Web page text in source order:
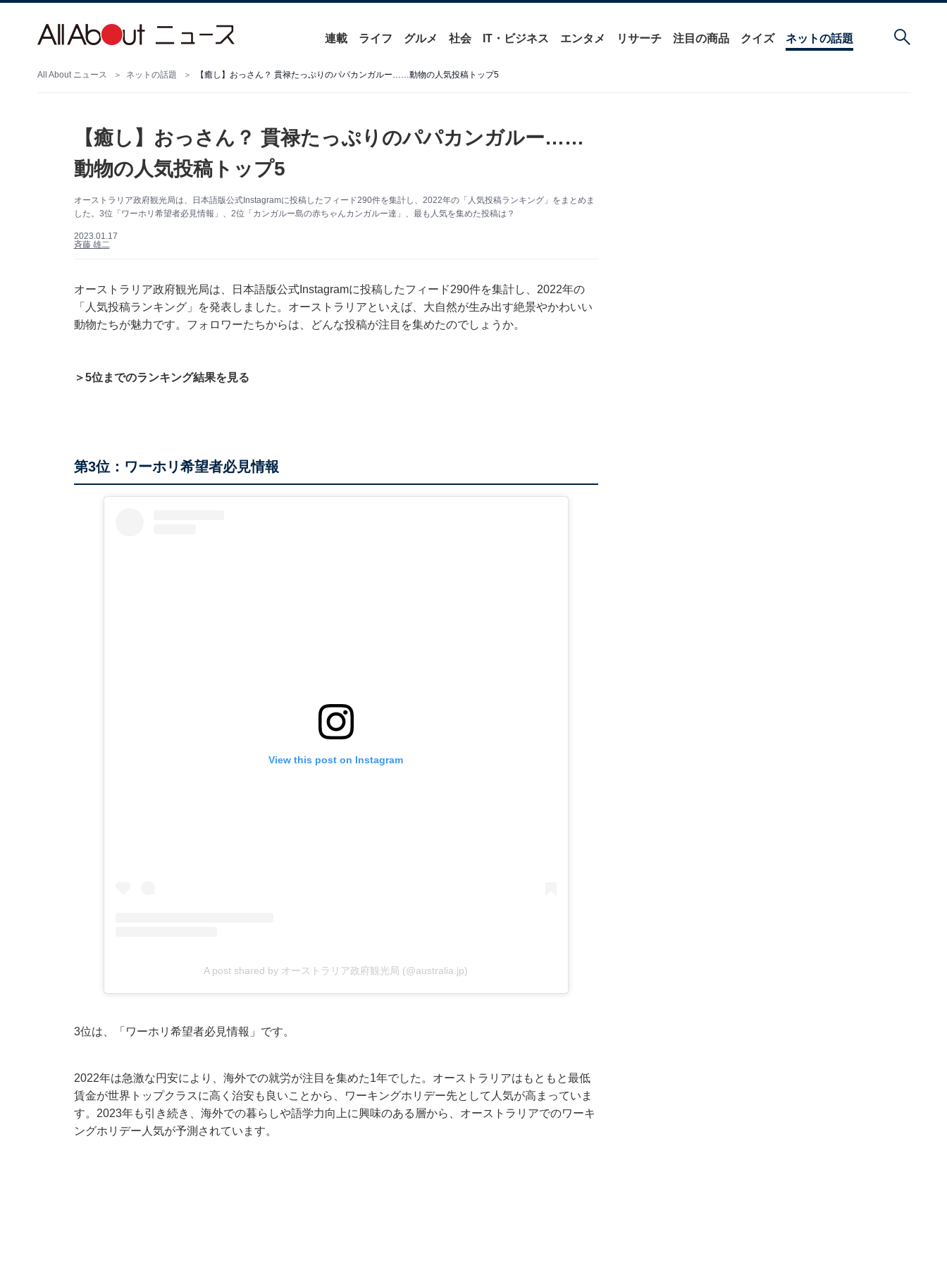
連載 ライフ グルメ 社会 IT・ビジネス エンタメ リサーチ 注目の商品 クイズ ネットの話題
All About ニュース ネットの話題 【癒し】おっさん？ 貫禄たっぷりのパパカンガルー……動物の人気投稿トップ5
【癒し】おっさん？ 貫禄たっぷりのパパカンガルー……
動物の人気投稿トップ5
オーストラリア政府観光局は、日本語版公式Instagramに投稿したフィード290件を集計し、2022年の「人気投稿ランキング」をまとめま
した。3位「ワーホリ希望者必見情報」、2位「カンガルー島の赤ちゃんカンガルー達」、最も人気を集めた投稿は？
2023.01.17
斉藤 雄二
オーストラリア政府観光局は、日本語版公式Instagramに投稿したフィード290件を集計し、2022年の
「人気投稿ランキング」を発表しました。オーストラリアといえば、大自然が生み出す絶景やかわいい
動物たちが魅力です。フォロワーたちからは、どんな投稿が注目を集めたのでしょうか。
＞5位までのランキング結果を見る
第3位：ワーホリ希望者必見情報
View this post on Instagram
A post shared by オーストラリア政府観光局 (@australia.jp)
3位は、「ワーホリ希望者必見情報」です。
2022年は急激な円安により、海外での就労が注目を集めた1年でした。オーストラリアはもともと最低
賃金が世界トップクラスに高く治安も良いことから、ワーキングホリデー先として人気が高まっていま
す。2023年も引き続き、海外での暮らしや語学力向上に興味のある層から、オーストラリアでのワーキ
ングホリデー人気が予測されています。